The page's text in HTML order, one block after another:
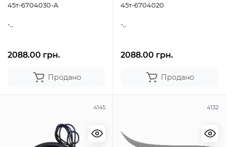
45т-6704030-А
-..
2088.00 грн.
Продано
45т-6704020
-..
2088.00 грн.
Продано
4145 4132